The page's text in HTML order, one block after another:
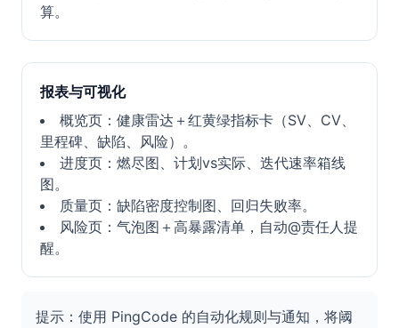
算。
报表与可视化
概览页：健康雷达＋红黄绿指标卡（SV、CV、
里程碑、缺陷、风险）。
进度页：燃尽图、计划vs实际、迭代速率箱线
图。
质量页：缺陷密度控制图、回归失败率。
风险页：气泡图＋高暴露清单，自动@责任人提
醒。
提示：使用 PingCode 的自动化规则与通知，将阈